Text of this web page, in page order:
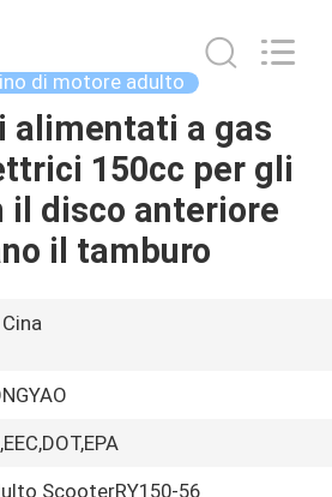
di motore adulto
alimentati a gas
150cc per gli
il disco anteriore
il tamburo
ScooterRY150-56